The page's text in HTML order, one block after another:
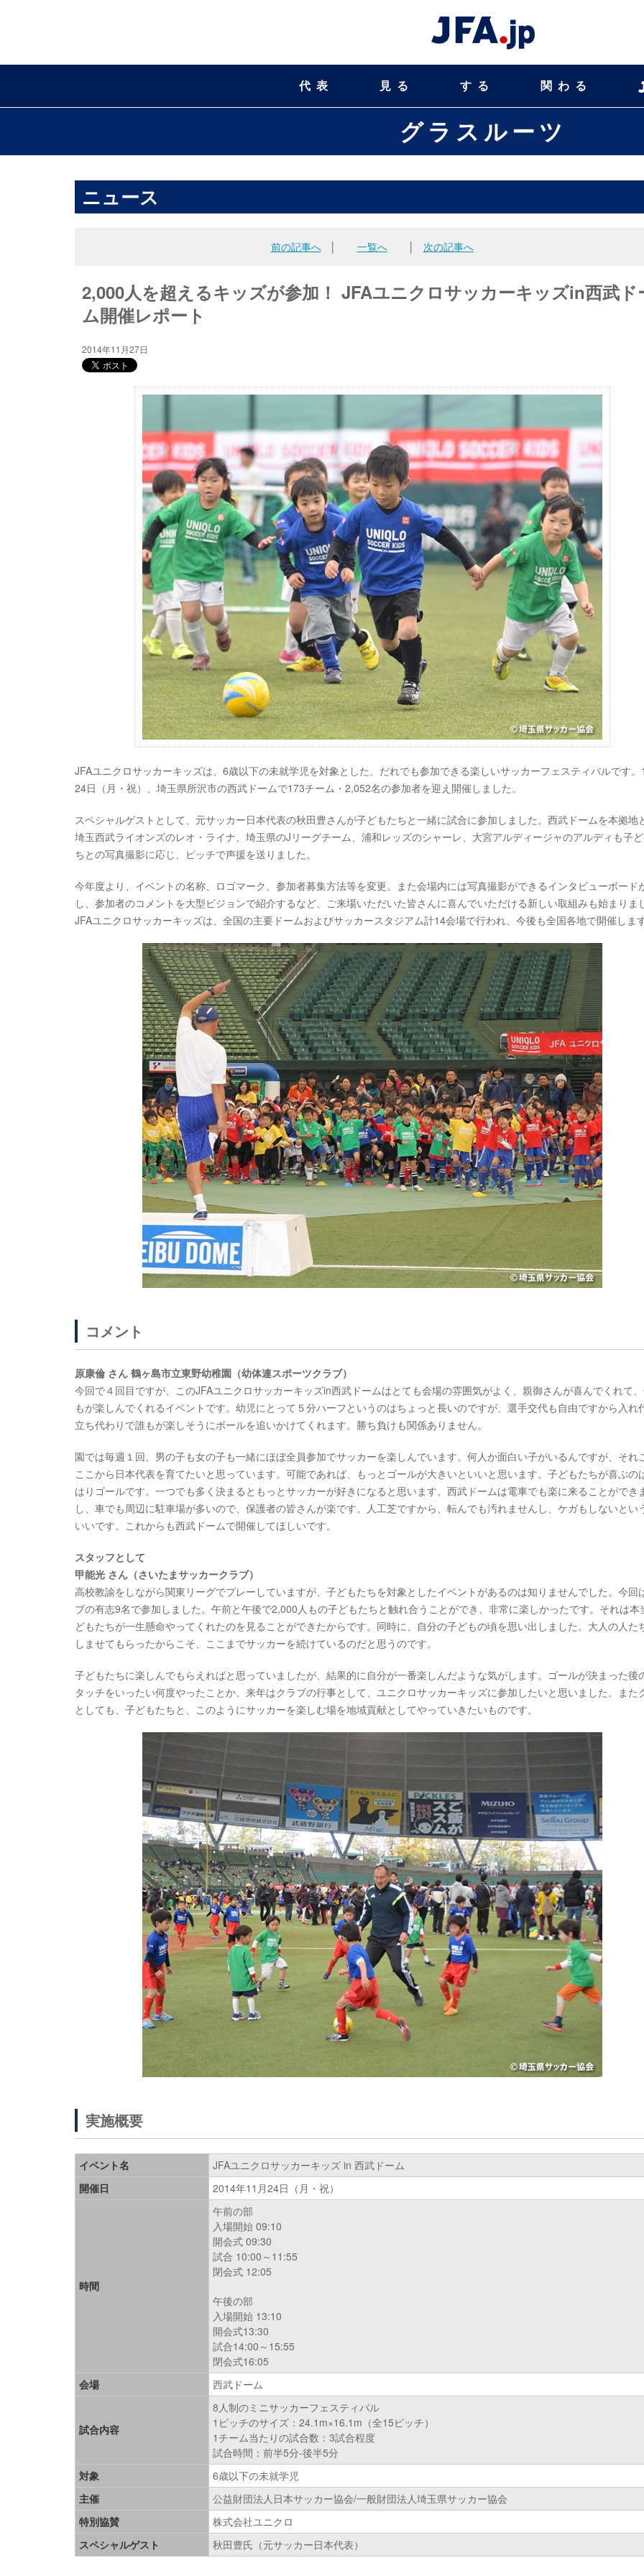
代表 見る する 関わる
グラスルーツ
ニュース
前の記事へ│ 一覧へ 次の記事へ
2,000人を超えるキッズが参加！ JFAユニクロサッカーキッズin西武ド
ム開催レポート
2014年11月27日
JFAユニクロサッカーキッズは、6歳以下の未就学児を対象とした、だれでも参加できる楽しいサッカーフェスティバルです。
24日（月・祝）、埼玉県所沢市の西武ドームで173チーム・2,052名の参加者を迎え開催しました。
スペシャルゲストとして、元サッカー日本代表の秋田豊さんが子どもたちと一緒に試合に参加しました。西武ドームを本拠地
埼玉西武ライオンズのレオ・ライナ、埼玉県のJリーグチーム、浦和レッズのシャーレ、大宮アルディージャのアルディも子
ちとの写真撮影に応じ、ピッチで声援を送りました。
今年度より、イベントの名称、ロゴマーク、参加者募集方法等を変更。また会場内には写真撮影ができるインタビューボード
し、参加者のコメントを大型ビジョンで紹介するなど、ご来場いただいた皆さんに喜んでいただける新しい取組みも始まりま
JFAユニクロサッカーキッズは、全国の主要ドームおよびサッカースタジアム計14会場で行われ、今後も全国各地で開催します
コメント
原康倫 さん 鶴ヶ島市立東野幼稚園（幼体連スポーツクラブ）
今回で４回目ですが、このJFAユニクロサッカーキッズin西武ドームはとても会場の雰囲気がよく、親御さんが喜んでくれて
もが楽しんでくれるイベントです。幼児にとって５分ハーフというのはちょっと長いのですが、選手交代も自由ですから入れ
立ち代わりで誰もが楽しそうにボールを追いかけてくれます。勝ち負けも関係ありません。
園では毎週１回、男の子も女の子も一緒にほぼ全員参加でサッカーを楽しんでいます。何人か面白い子がいるんですが、それ
ここから日本代表を育てたいと思っています。可能であれば、もっとゴールが大きいといいと思います。子どもたちが喜ぶの
はりゴールです。一つでも多く決まるともっとサッカーが好きになると思います。西武ドームは電車でも楽に来ることができ
し、車でも周辺に駐車場が多いので、保護者の皆さんが楽です。人工芝ですから、転んでも汚れませんし、ケガもしないとい
いいです。これからも西武ドームで開催してほしいです。
スタッフとして
甲能光 さん（さいたまサッカークラブ）
高校教諭をしながら関東リーグでプレーしていますが、子どもたちを対象としたイベントがあるのは知りませんでした。今回
ブの有志9名で参加しました。午前と午後で2,000人もの子どもたちと触れ合うことができ、非常に楽しかったです。それは本
どもたちが一生懸命やってくれたのを見ることができたからです。同時に、自分の子どもの頃を思い出しました。大人の人た
しませてもらったからこそ、ここまでサッカーを続けているのだと思うのです。
子どもたちに楽しんでもらえればと思っていましたが、結果的に自分が一番楽しんだような気がします。ゴールが決まった後
タッチをいったい何度やったことか。来年はクラブの行事として、ユニクロサッカーキッズに参加したいと思いました。また
としても、子どもたちと、このようにサッカーを楽しむ場を地域貢献としてやっていきたいものです。
実施概要
イベント名
JFAユニクロサッカーキッズ in 西武ドーム
開催日
2014年11月24日（月・祝）
時間
午前の部
入場開始 09:10
開会式 09:30
試合 10:00～11:55
閉会式 12:05
午後の部
入場開始 13:10
開会式13:30
試合14:00～15:55
閉会式16:05
会場
西武ドーム
試合内容
8人制のミニサッカーフェスティバル
1ピッチのサイズ：24.1m×16.1m（全15ピッチ）
1チーム当たりの試合数：3試合程度
試合時間：前半5分-後半5分
対象
6歳以下の未就学児
主催
公益財団法人日本サッカー協会/一般財団法人埼玉県サッカー協会
特別協賛
株式会社ユニクロ
スペシャルゲスト
秋田豊氏（元サッカー日本代表）